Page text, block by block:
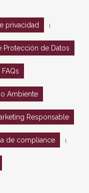
privacidad
Protección de Datos
FAQs
Ambiente
Responsable
de compliance